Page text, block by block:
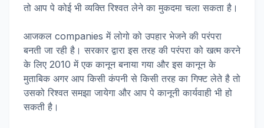
तो आप पे कोई भी व्यक्ति रिश्वत लेने का मुकदमा चला सकता है।
आजकल companies में लोगो को उपहार भेजने की परंपरा
बनती जा रही है। सरकार द्वारा इस तरह की परंपरा को खत्म करने
के लिए 2010 में एक कानून बनाया गया और इस कानून के
मुताबिक अगर आप किसी कंपनी से किसी तरह का गिफ्ट लेते है तो
उसको रिश्वत समझा जायेगा और आप पे कानूनी कार्यवाही भी हो
सकती है।